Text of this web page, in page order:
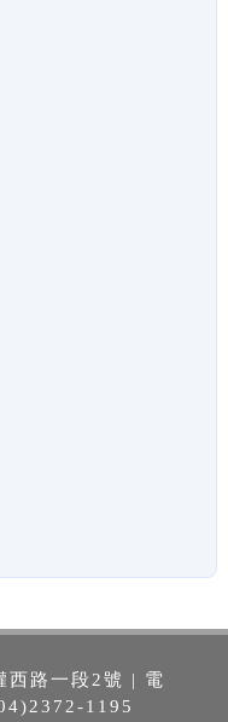
西路一段2號 | 電
1195